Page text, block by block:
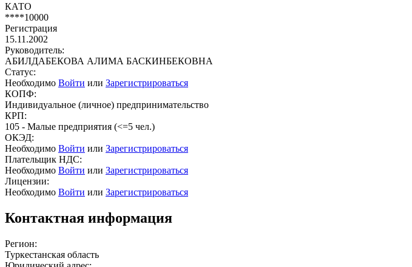
КАТО
****10000
Регистрация
15.11.2002
Руководитель:
АБИЛДАБЕКОВА АЛИМА БАСКИНБЕКОВНА
Статус:
Необходимо Войти или Зарегистрироваться
КОПФ:
Индивидуальное (личное) предпринимательство
КРП:
105 - Малые предприятия (<=5 чел.)
ОКЭД:
Необходимо Войти или Зарегистрироваться
Плательщик НДС:
Необходимо Войти или Зарегистрироваться
Лицензии:
Необходимо Войти или Зарегистрироваться
Контактная информация
Регион:
Туркестанская область